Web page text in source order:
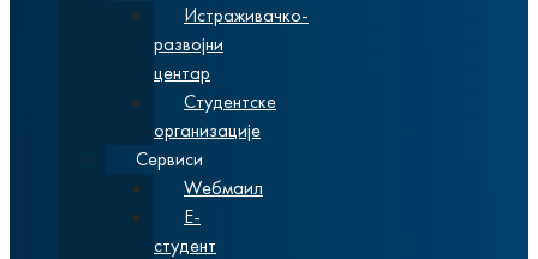
Истраживачко-
развојни
центар
Студентске
организације
Сервиси
Wебмаил
Е-
студент